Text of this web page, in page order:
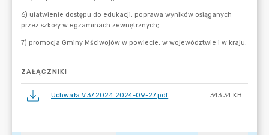
ZAŁĄCZNIKI
Uchwała V.37.2024 2024-09-27.pdf 343.34 KB